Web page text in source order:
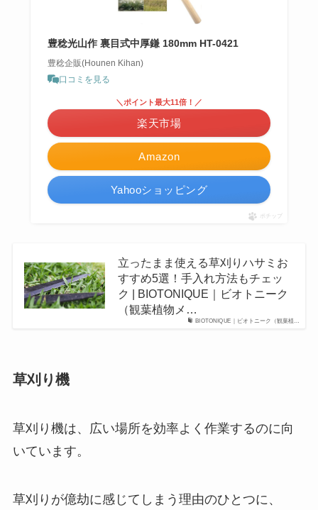
豊稔光山作 裏目式中厚鎌 180mm HT-0421
豊稔企販(Hounen Kihan)
口コミを見る
Amazon
＼ポイント最大11倍！／
楽天市場
Yahooショッピング
ポチップ
BIOTONIQUE｜ビオトニーク（観葉植…
立ったまま使える草刈りハサミお
すすめ5選！手入れ方法もチェッ
ク | BIOTONIQUE｜ビオトニーク
（観葉植物メ…
草刈り機
草刈り機は、 広い場所を効率よく作業するのに向
いています。
草刈りが億劫に感じてしまう理由のひとつに、